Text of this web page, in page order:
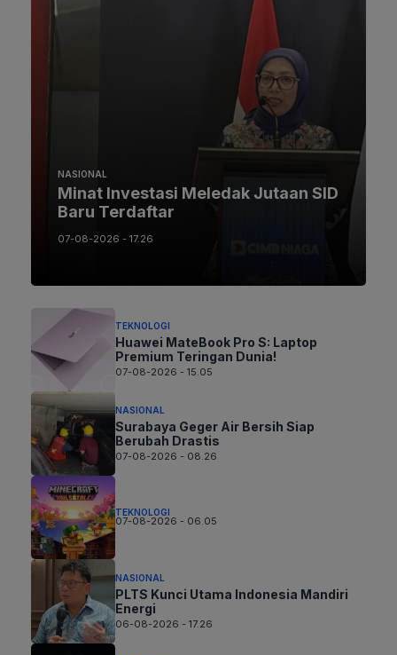
NASIONAL
Minat Investasi Meledak Jutaan SID
Baru Terdaftar
07-08-2026 - 17.26
TEKNOLOGI
Huawei MateBook Pro S: Laptop
Premium Teringan Dunia!
07-08-2026 - 15.05
NASIONAL
Surabaya Geger Air Bersih Siap
Berubah Drastis
07-08-2026 - 08.26
TEKNOLOGI
07-08-2026 - 06.05
NASIONAL
PLTS Kunci Utama Indonesia Mandiri
Energi
06-08-2026 - 17.26